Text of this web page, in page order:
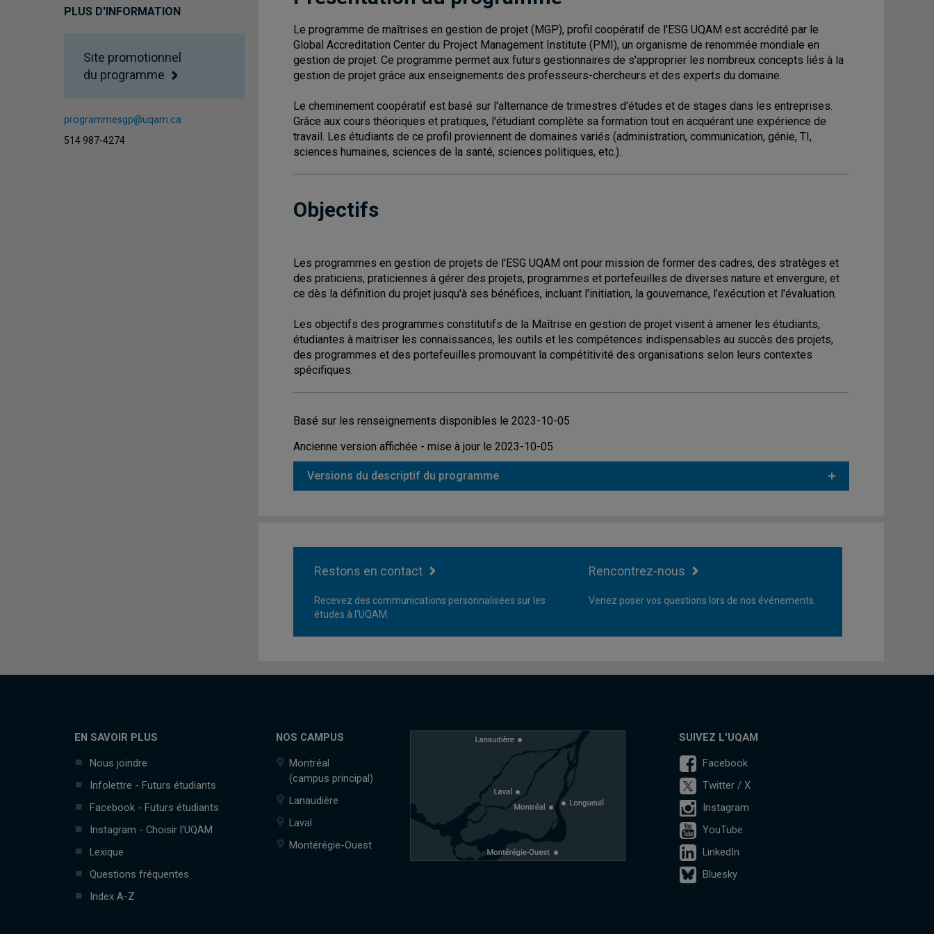
PLUS D'INFORMATION
Site promotionnel
du programme
programmesgp@uqam.ca
514 987-4274
Le programme de maîtrises en gestion de projet (MGP), profil coopératif de l'ESG UQAM est accrédité par le
Global Accreditation Center du Project Management Institute (PMI), un organisme de renommée mondiale en
gestion de projet. Ce programme permet aux futurs gestionnaires de s'approprier les nombreux concepts liés à la
gestion de projet grâce aux enseignements des professeurs-chercheurs et des experts du domaine.
Le cheminement coopératif est basé sur l'alternance de trimestres d'études et de stages dans les entreprises.
Grâce aux cours théoriques et pratiques, l'étudiant complète sa formation tout en acquérant une expérience de
travail. Les étudiants de ce profil proviennent de domaines variés (administration, communication, génie, TI,
sciences humaines, sciences de la santé, sciences politiques, etc.).
Objectifs
Les programmes en gestion de projets de l'ESG UQAM ont pour mission de former des cadres, des stratèges et
des praticiens, praticiennes à gérer des projets, programmes et portefeuilles de diverses nature et envergure, et
ce dès la définition du projet jusqu'à ses bénéfices, incluant l'initiation, la gouvernance, l'exécution et l'évaluation.
Les objectifs des programmes constitutifs de la Maîtrise en gestion de projet visent à amener les étudiants,
étudiantes à maitriser les connaissances, les outils et les compétences indispensables au succès des projets,
des programmes et des portefeuilles promouvant la compétitivité des organisations selon leurs contextes
spécifiques.
Basé sur les renseignements disponibles le 2023-10-05
Ancienne version affichée - mise à jour le 2023-10-05
Versions du descriptif du programme
Restons en contact
Recevez des communications personnalisées sur les
études à l'UQAM.
Rencontrez-nous
Venez poser vos questions lors de nos événements.
EN SAVOIR PLUS
Nous joindre
Infolettre - Futurs étudiants
Facebook - Futurs étudiants
Instagram - Choisir l'UQAM
Lexique
Questions fréquentes
Index A-Z
NOS CAMPUS
Montréal
(campus principal)
Lanaudière
Laval
Montérégie-Ouest
SUIVEZ L'UQAM
Facebook
Twitter / X
Instagram
YouTube
LinkedIn
Bluesky